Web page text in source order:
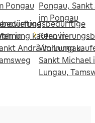
in
Pongau
kaufen in
Andrä im Lungau,
Pongau, Sankt
im Pongau
Wohnung
Sankt Michael
Lungau,